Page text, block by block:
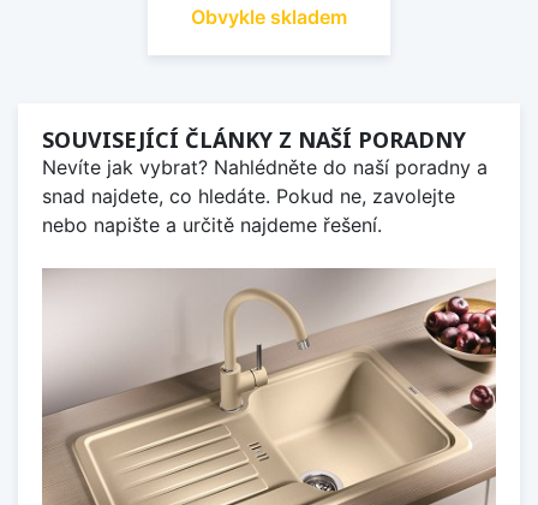
Obvykle skladem
SOUVISEJÍCÍ ČLÁNKY Z NAŠÍ PORADNY
Nevíte jak vybrat? Nahlédněte do naší poradny a
snad najdete, co hledáte. Pokud ne, zavolejte
nebo napište a určitě najdeme řešení.